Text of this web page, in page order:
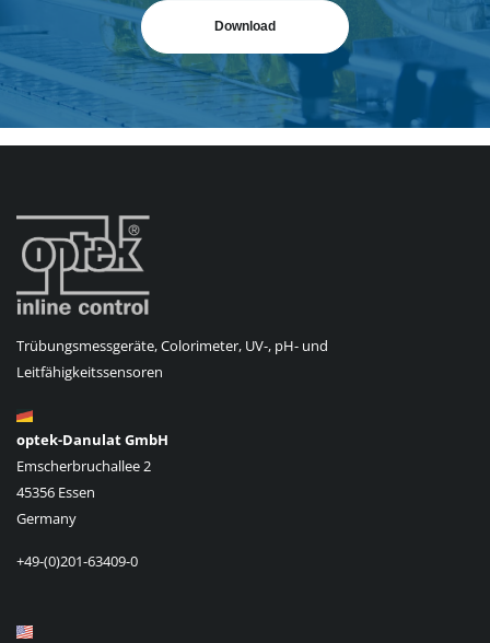
Download
Trübungsmessgeräte, Colorimeter, UV-, pH- und
Leitfähigkeitssensoren
optek-Danulat GmbH
Emscherbruchallee 2
45356 Essen
Germany
+49-(0)201-63409-0